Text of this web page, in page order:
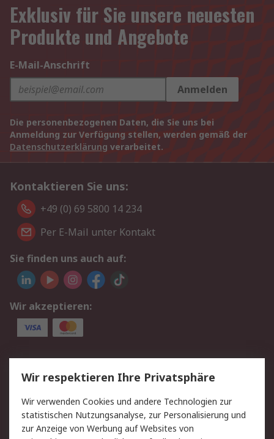
Exklusiv für Sie unsere neuesten
Produkte und Angebote
E-Mail-Anschrift
Anmelden
Die personenbezogenen Daten, die Sie uns bei
Anmeldung zur Verfügung stellen, werden gemäß der
Datenschutzerklärung verarbeitet.
Kontaktieren Sie uns:
+49 (0) 69 5800 14 234
Per E-Mail unter Kontakt
Sie finden uns auch auf:
Wir akzeptieren:
Service
Value Added Services
Lieferlösungen
Rücksendungen
Kontakt
Hilfe
Privatkunden
Wir respektieren Ihre Privatsphäre
Wir verwenden Cookies und andere Technologien zur
statistischen Nutzungsanalyse, zur Personalisierung und
zur Anzeige von Werbung auf Websites von